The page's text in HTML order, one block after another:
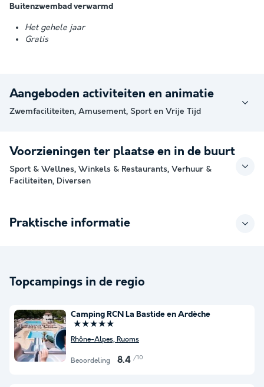
Buitenzwembad verwarmd
Het gehele jaar
Gratis
Aangeboden activiteiten en animatie
Zwemfaciliteiten, Amusement, Sport en Vrije Tijd
Voorzieningen ter plaatse en in de buurt
Sport & Wellnes, Winkels & Restaurants, Verhuur &
Faciliteiten, Diversen
Praktische informatie
Topcampings in de regio
Camping RCN La Bastide en Ardèche
★★★★★
Rhône-Alpes, Ruoms
Beoordeling 8.4 /10